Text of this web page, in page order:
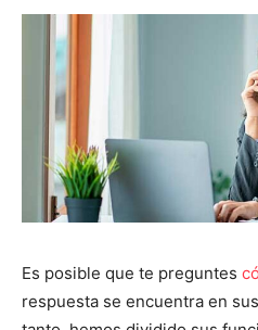
Es posible que te preguntes
respuesta se encuentra en